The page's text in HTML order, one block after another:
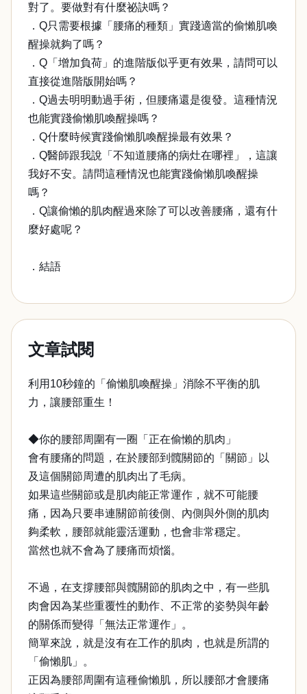
對了。要做對有什麼祕訣嗎？
．Q只需要根據「腰痛的種類」實踐適當的偷懶肌喚
醒操就夠了嗎？
．Q「增加負荷」的進階版似乎更有效果，請問可以
直接從進階版開始嗎？
．Q過去明明動過手術，但腰痛還是復發。這種情況
也能實踐偷懶肌喚醒操嗎？
．Q什麼時候實踐偷懶肌喚醒操最有效果？
．Q醫師跟我說「不知道腰痛的病灶在哪裡」，這讓
我好不安。請問這種情況也能實踐偷懶肌喚醒操
嗎？
．Q讓偷懶的肌肉醒過來除了可以改善腰痛，還有什
麼好處呢？
．結語
文章試閱
利用10秒鐘的「偷懶肌喚醒操」消除不平衡的肌
力，讓腰部重生！
◆你的腰部周圍有一圈「正在偷懶的肌肉」
會有腰痛的問題，在於腰部到髖關節的「關節」以
及這個關節周遭的肌肉出了毛病。
如果這些關節或是肌肉能正常運作，就不可能腰
痛，因為只要串連關節前後側、內側與外側的肌肉
夠柔軟，腰部就能靈活運動，也會非常穩定。
當然也就不會為了腰痛而煩惱。
不過，在支撐腰部與髖關節的肌肉之中，有一些肌
肉會因為某些重覆性的動作、不正常的姿勢與年齡
的關係而變得「無法正常運作」。
簡單來說，就是沒有在工作的肌肉，也就是所謂的
「偷懶肌」。
正因為腰部周圍有這種偷懶肌，所以腰部才會腰痛